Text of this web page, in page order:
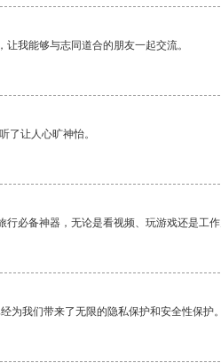
我能够与志同道合的朋友一起交流。
了让人心旷神怡。
行必备神器，无论是看视频、玩游戏还是工
为我们带来了无限的隐私保护和安全性保护